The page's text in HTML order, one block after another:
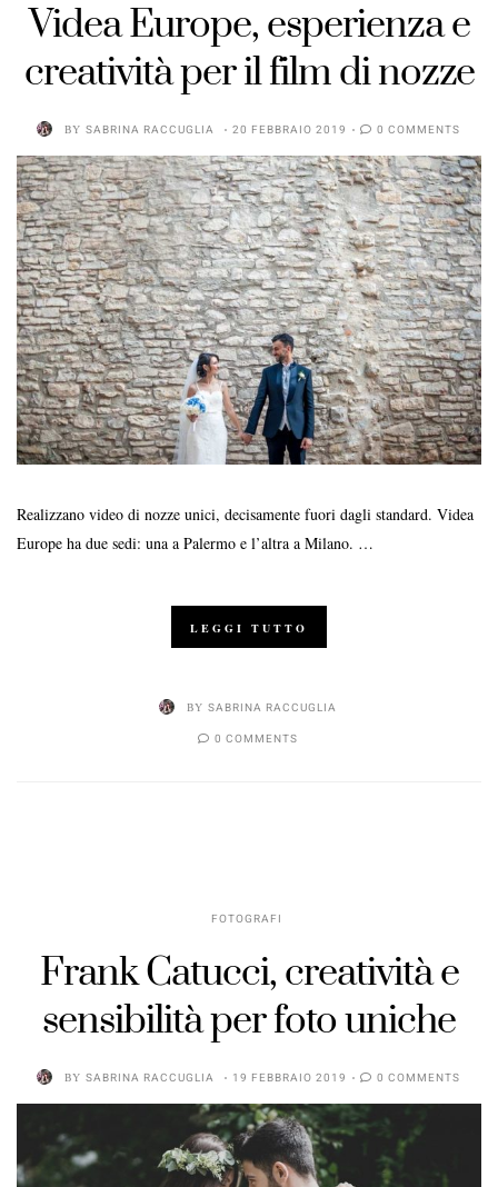
Videa Europe, esperienza e
creatività per il film di nozze
BY SABRINA RACCUGLIA 20 FEBBRAIO 2019 0 COMMENTS
Realizzano video di nozze unici, decisamente fuori dagli standard. Videa
Europe ha due sedi: una a Palermo e l’altra a Milano. …
LEGGI TUTTO
BY SABRINA RACCUGLIA
0 COMMENTS
FOTOGRAFI
Frank Catucci, creatività e
sensibilità per foto uniche
BY SABRINA RACCUGLIA 19 FEBBRAIO 2019 0 COMMENTS